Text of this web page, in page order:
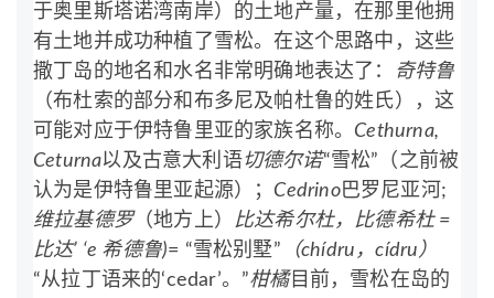
于奥里斯塔诺湾南岸）的土地产量，在那里他拥
有土地并成功种植了雪松。在这个思路中，这些
撒丁岛的地名和水名非常明确地表达了：
奇特鲁
（布杜索的部分和布多尼及帕杜鲁的姓氏），这
可能对应于伊特鲁里亚的家族名称。 Cethurna,
Ceturna以及古意大利语切德尔诺“雪松”（之前被
认为是伊特鲁里亚起源）； Cedrino巴罗尼亚河;
维拉基德罗（地方上）
比达希尔杜，比德希杜 =
比达’ ‘e 希德鲁)= “雪松别墅” （chídru，cídru）
“从拉丁语来的‘cedar’。”柑橘目前，雪松在岛的